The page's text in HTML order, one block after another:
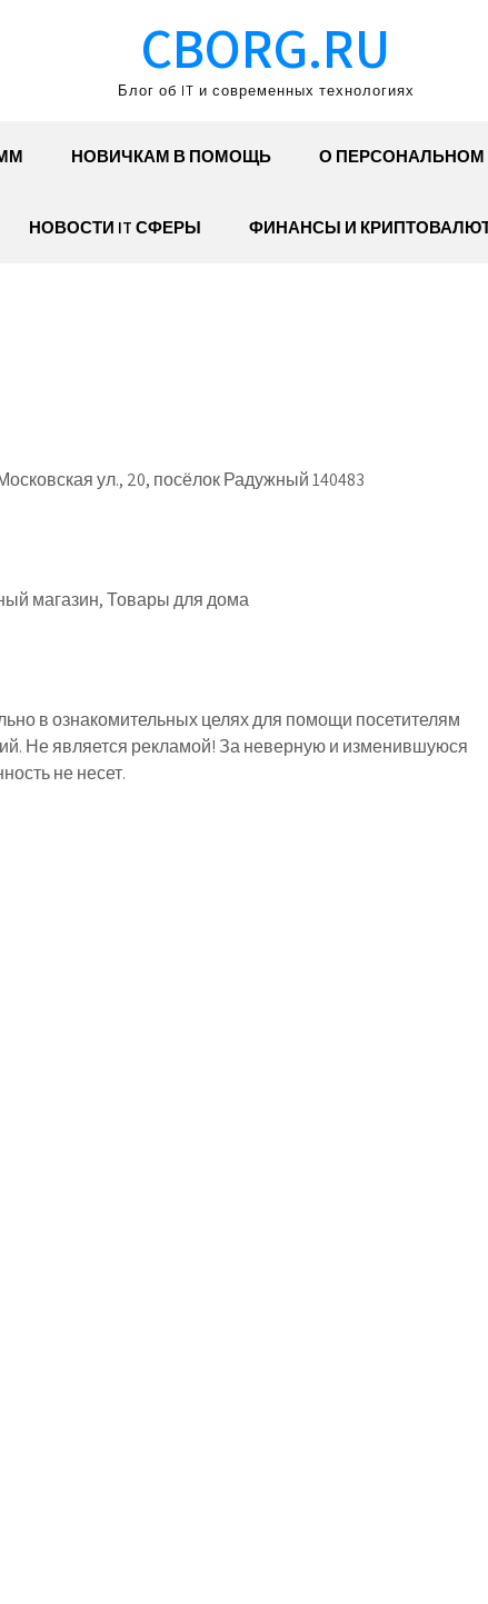
CBORG.RU
Блог об IT и современных технологиях
НОВИЧКАМ В ПОМОЩЬ О ПЕРСОНАЛЬНОМ
НОВОСТИ IT СФЕРЫ ФИНАНСЫ И
ул., 20, посёлок Радужный 140483
магазин, Товары для дома
в ознакомительных целях для помощи посетителям
Не является рекламой! За неверную и изменившуюся
не несет.